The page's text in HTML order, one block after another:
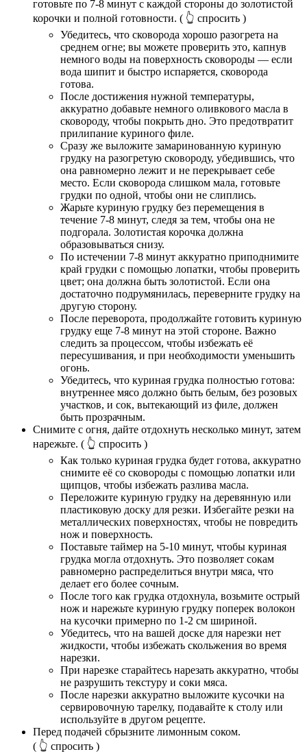
готовьте по 7-8 минут с каждой стороны до золотистой
корочки и полной готовности. ( 👆 спросить )
Убедитесь, что сковорода хорошо разогрета на
среднем огне; вы можете проверить это, капнув
немного воды на поверхность сковороды — если
вода шипит и быстро испаряется, сковорода
готова.
После достижения нужной температуры,
аккуратно добавьте немного оливкового масла в
сковороду, чтобы покрыть дно. Это предотвратит
прилипание куриного филе.
Сразу же выложите замаринованную куриную
грудку на разогретую сковороду, убедившись, что
она равномерно лежит и не перекрывает себе
место. Если сковорода слишком мала, готовьте
грудки по одной, чтобы они не слиплись.
Жарьте куриную грудку без перемещения в
течение 7-8 минут, следя за тем, чтобы она не
подгорала. Золотистая корочка должна
образовываться снизу.
По истечении 7-8 минут аккуратно приподнимите
край грудки с помощью лопатки, чтобы проверить
цвет; она должна быть золотистой. Если она
достаточно подрумянилась, переверните грудку на
другую сторону.
После переворота, продолжайте готовить куриную
грудку еще 7-8 минут на этой стороне. Важно
следить за процессом, чтобы избежать её
пересушивания, и при необходимости уменьшить
огонь.
Убедитесь, что куриная грудка полностью готова:
внутреннее мясо должно быть белым, без розовых
участков, и сок, вытекающий из филе, должен
быть прозрачным.
Снимите с огня, дайте отдохнуть несколько минут, затем
нарежьте. ( 👆 спросить )
Как только куриная грудка будет готова, аккуратно
снимите её со сковороды с помощью лопатки или
щипцов, чтобы избежать разлива масла.
Переложите куриную грудку на деревянную или
пластиковую доску для резки. Избегайте резки на
металлических поверхностях, чтобы не повредить
нож и поверхность.
Поставьте таймер на 5-10 минут, чтобы куриная
грудка могла отдохнуть. Это позволяет сокам
равномерно распределиться внутри мяса, что
делает его более сочным.
После того как грудка отдохнула, возьмите острый
нож и нарежьте куриную грудку поперек волокон
на кусочки примерно по 1-2 см шириной.
Убедитесь, что на вашей доске для нарезки нет
жидкости, чтобы избежать скольжения во время
нарезки.
При нарезке старайтесь нарезать аккуратно, чтобы
не разрушить текстуру и соки мяса.
После нарезки аккуратно выложите кусочки на
сервировочную тарелку, подавайте к столу или
используйте в другом рецепте.
Перед подачей сбрызните лимонным соком.
( 👆 спросить )